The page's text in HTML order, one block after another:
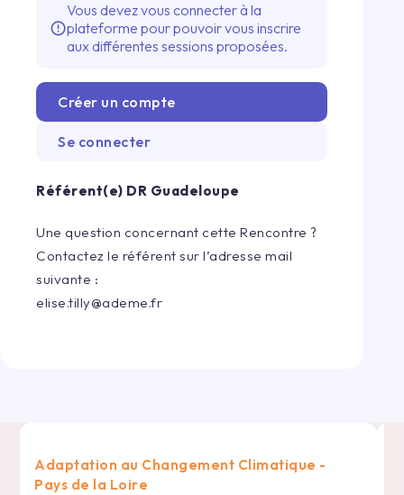
error_outline
Vous devez vous connecter à la
plateforme pour pouvoir vous inscrire
aux différentes sessions proposées.
Créer un compte
Se connecter
Référent(e) DR Guadeloupe
Une question concernant cette Rencontre ?
Contactez le référent sur l’adresse mail
suivante :
elise.tilly@ademe.fr
Adaptation au Changement Climatique -
Pays de la Loire